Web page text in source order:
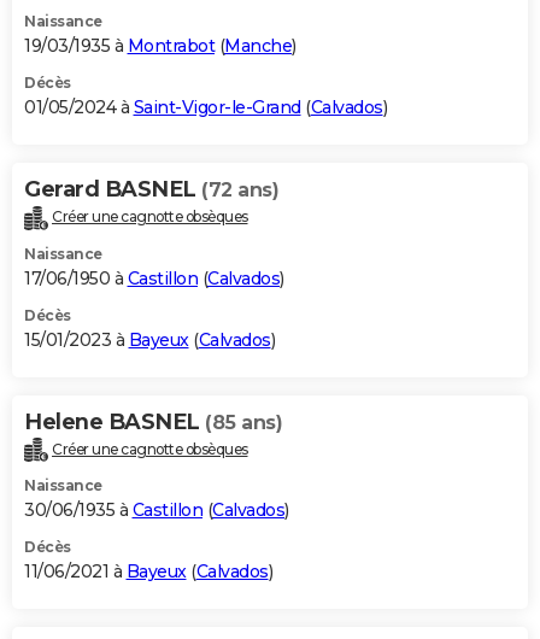
Naissance
19/03/1935 à Montrabot(Manche)
Décès
01/05/2024 à Saint-Vigor-le-Grand (Calvados)
Gerard BASNEL (72 ans)
Créer une cagnotte obsèques
Naissance
17/06/1950 à Castillon (Calvados)
Décès
15/01/2023 à Bayeux (Calvados)
Helene BASNEL (85 ans)
Créer une cagnotte obsèques
Naissance
30/06/1935 à Castillon (Calvados)
Décès
11/06/2021 à Bayeux(Calvados)